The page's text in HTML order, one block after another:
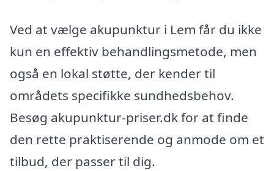
Ved at vælge akupunktur i Lem får du ikke
kun en effektiv behandlingsmetode, men
også en lokal støtte, der kender til
områdets specifikke sundhedsbehov.
Besøg akupunktur-priser.dk for at finde
den rette praktiserende og anmode om et
tilbud, der passer til dig.